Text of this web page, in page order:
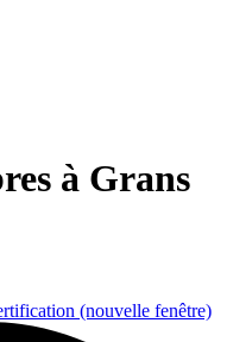
à Grans
(nouvelle fenêtre)